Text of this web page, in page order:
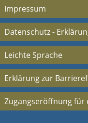
Impressum
Datenschutz -
Leichte Sprache
Erklärung zur
Zugangseröffnung